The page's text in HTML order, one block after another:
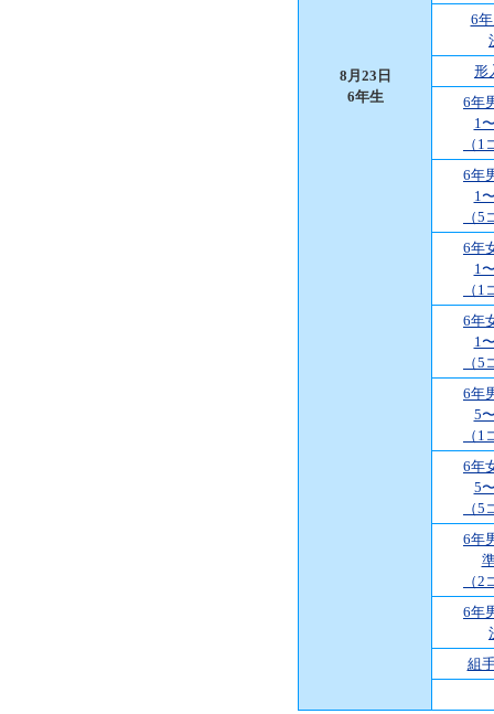
8月23日
6年生
6
形
6年
1
（
6年
1
（
6年
1
（
6年
1
（
6年
5
（
6年
5
（
6年
（
6年
組